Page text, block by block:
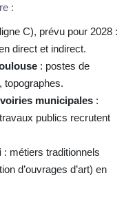
:
C), prévu pour 2028 :
direct et indirect.
: postes de
topographes.
municipales :
publics recrutent
: métiers traditionnels
d’ouvrages d’art) en